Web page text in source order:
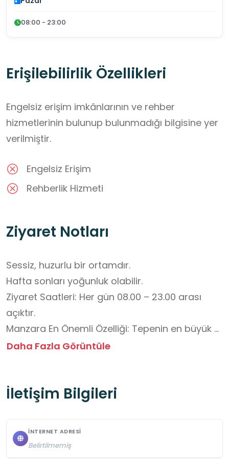
08:00 - 23:00
Erişilebilirlik Özellikleri
Engelsiz erişim imkânlarının ve rehber
hizmetlerinin bulunup bulunmadığı bilgisine yer
verilmiştir.
Engelsiz Erişim
Rehberlik Hizmeti
Ziyaret Notları
Sessiz, huzurlu bir ortamdır.
Hafta sonları yoğunluk olabilir.
Ziyaret Saatleri: Her gün 08.00 – 23.00 arası
açıktır.
Manzara En Önemli Özelliği: Tepenin en büyük
cazibesi özellikle gün batımından sonra ortaya
Rüzgarlı Olabilir: Yüksek bir konumda olduğu
edilir.
Daha Fazla Görüntüle
İletişim Bilgileri
İNTERNET ADRESI
Belirtilmemiş